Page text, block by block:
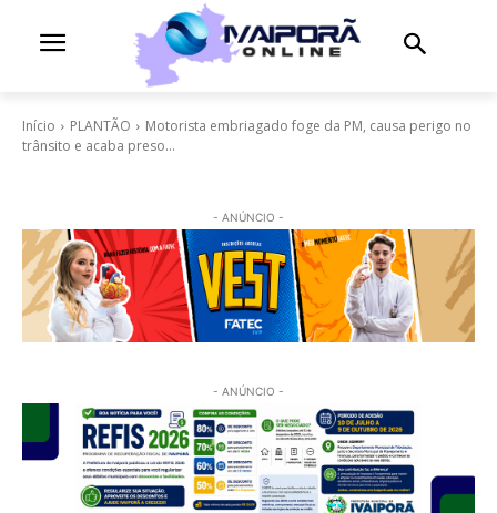
Início PLANTÃO
Motorista embriagado foge da PM, causa perigo no
trânsito e acaba preso...
- ANÚNCIO -
- ANÚNCIO -